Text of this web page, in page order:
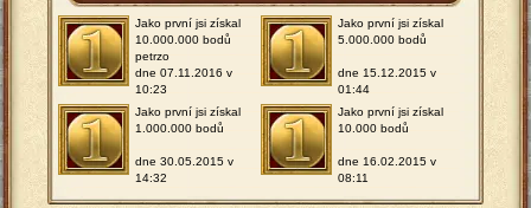
Jako první jsi získal
10.000.000 bodů
petrzo
dne 07.11.2016 v
10:23
Jako první jsi získal
5.000.000 bodů
dne 15.12.2015 v
01:44
Jako první jsi získal
1.000.000 bodů
dne 30.05.2015 v
14:32
Jako první jsi získal
10.000 bodů
dne 16.02.2015 v
08:11